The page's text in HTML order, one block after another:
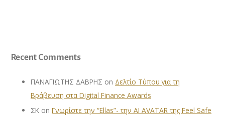
Recent Comments
ΠΑΝΑΓΙΩΤΗΣ ΔΑΒΡΗΣ on Δελτίο Τύπου για τη
Βράβευση στα Digital Finance Awards
ΣΚ onΓνωρίστε την “Ellas”- την AI AVATAR της Feel Safe